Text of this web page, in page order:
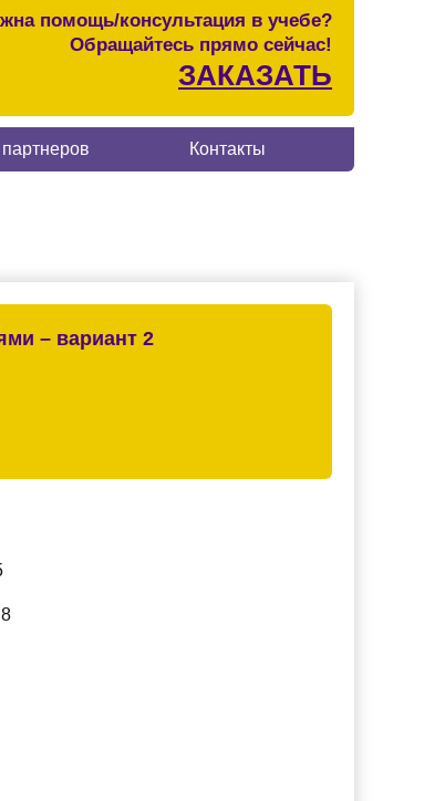
помощь/консультация в учебе?
Обращайтесь прямо сейчас!
ЗАКАЗАТЬ
Контакты
– вариант 2